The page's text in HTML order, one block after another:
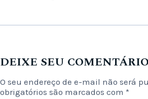
DEIXE SEU COMENTÁRIO
O seu endereço de e-mail não será
obrigatórios são marcados com *